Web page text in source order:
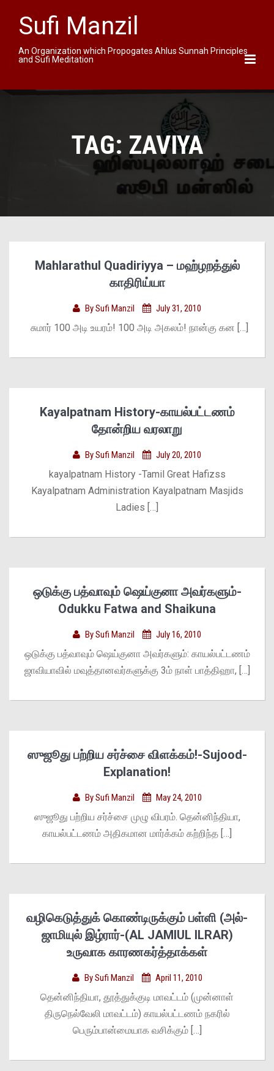
Sufi Manzil
An Organization which Propogates Ahlus Sunnah Principles
and Sufi Meditation
TAG: ZAVIYA
Mahlarathul Quadiriyya – மஹ்ழறத்துல்
காதிரிய்யா
BySufi Manzil July 31, 2010
சுமார் 100 அடி உயரம்! 100 அடி அகலம்! நான்கு கன […]
Kayalpatnam History-காயல்பட்டணம்
தோன்றிய வரலாறு
BySufi Manzil July 20, 2010
kayalpatnam History -Tamil Great Hafizss
Kayalpatnam Administration Kayalpatnam Masjids
Ladies […]
ஒடுக்கு பத்வாவும் ஷெய்குனா அவர்களும்-
Odukku Fatwa and Shaikuna
BySufi Manzil July 16, 2010
ஒடுக்கு பத்வாவும் ஷெய்குனா அவர்களும்: காயல்பட்டணம்
ஜாவியாவில் மவுத்தானவர்களுக்கு 3ம் நாள் பாத்திஹா, […]
ஸுஜூது பற்றிய சர்ச்சை விளக்கம்!-Sujood-
Explanation!
BySufi Manzil May 24, 2010
ஸுஜூது பற்றிய சர்ச்சை முழு விபரம். தென்னிந்தியா,
காயல்பட்டணம் அதிகமான மார்க்கம் கற்றிந்த […]
வழிகெடுத்துக் கொண்டிருக்கும் பள்ளி (அல்-
ஜாமியுல் இழ்ரார்-(AL JAMIUL ILRAR)
உருவாக காரணகர்த்தாக்கள்
BySufi Manzil April 11, 2010
தென்னிந்தியா, தூத்துக்குடி மாவட்டம் (முன்னாள்
திருநெல்வேலி மாவட்டம்) காயல்பட்டணம் நகரில்
பெரும்பான்மையாக வசிக்கும் […]